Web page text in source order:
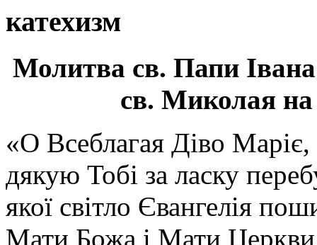
катехизм
Молитва св. Папи
св. Миколая на
«О Всеблагая Діво
дякую Тобі за ласку
якої світло Євангелія
Мати Божа і Мати